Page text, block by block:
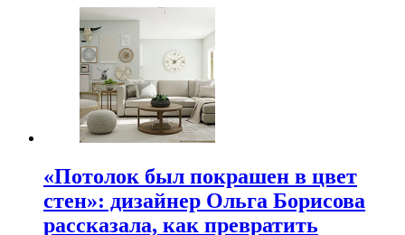
«Потолок был покрашен в цвет
стен»: дизайнер Ольга Борисова
рассказала, как превратить